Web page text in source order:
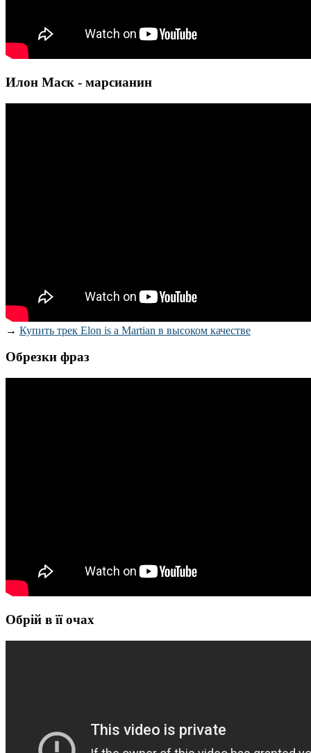
Илон Маск - марсианин
→ Купить трек Elon is a Martian в высоком качестве
Обрезки фраз
Обрій в її очах